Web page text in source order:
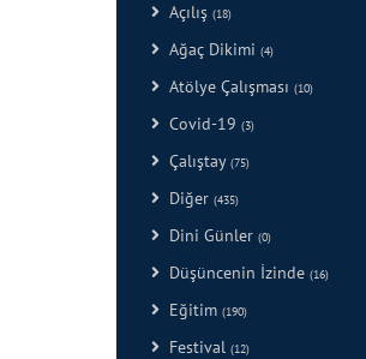
Açılış (18)
Ağaç Dikimi (4)
Atölye Çalışması (10)
Covid-19 (3)
Çalıştay (75)
Diğer (435)
Dini Günler (0)
Düşüncenin İzinde (16)
Eğitim (190)
Festival (12)